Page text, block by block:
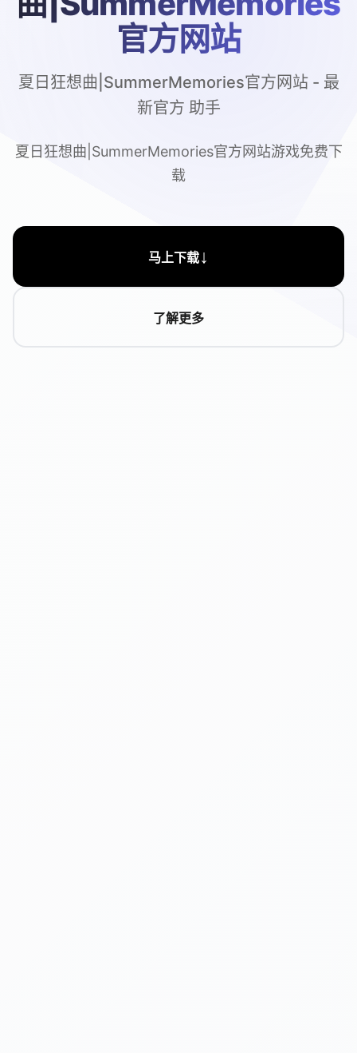
官方网站
夏日狂想曲|SummerMemories官方网站 - 最
新官方 助手
夏日狂想曲|SummerMemories官方网站游戏免费下
载
马上下载↓
了解更多